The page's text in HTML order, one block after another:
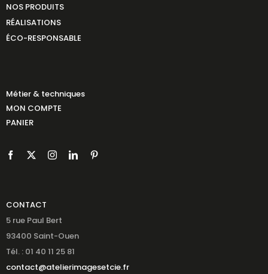
NOS PRODUITS
RÉALISATIONS
ÉCO-RESPONSABLE
Métier & techniques
MON COMPTE
PANIER
CONTACT
5 rue Paul Bert
93400 Saint-Ouen
Tél. : 01 40 11 25 81
contact@atelierimagesetcie.fr